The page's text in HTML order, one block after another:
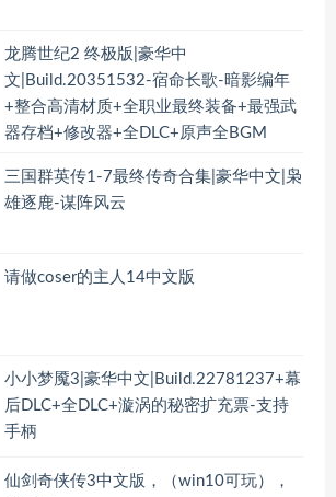
龙腾世纪2 终极版|豪华中
文|Build.20351532-宿命长歌-暗影编年
+整合高清材质+全职业最终装备+最强武
器存档+修改器+全DLC+原声全BGM
三国群英传1-7最终传奇合集|豪华中文|枭
雄逐鹿-谋阵风云
请做coser的主人14中文版
小小梦魇3|豪华中文|Build.22781237+幕
后DLC+全DLC+漩涡的秘密扩充票-支持
手柄
仙剑奇侠传3中文版，（win10可玩），